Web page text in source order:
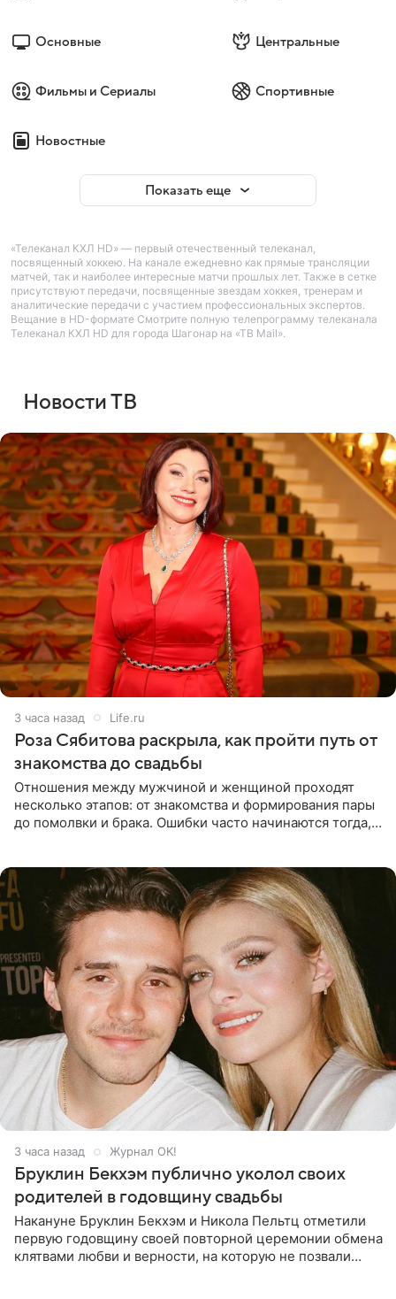
Основные Центральные
Фильмы и Сериалы Спортивные
Новостные
Показать еще
«Телеканал КХЛ HD» — первый отечественный телеканал,
посвященный хоккею. На канале ежедневно как прямые трансляции
матчей, так и наиболее интересные матчи прошлых лет. Также в сетке
присутствуют передачи, посвященные звездам хоккея, тренерам и
аналитические передачи с участием профессиональных экспертов.
Вещание в HD-формате Смотрите полную телепрограмму телеканала
Телеканал КХЛ HD для города Шагонар на «ТВ Mail».
Новости ТВ
3 часа назад Life.ru
Роза Сябитова раскрыла, как пройти путь от
знакомства до свадьбы
Отношения между мужчиной и женщиной проходят
несколько этапов: от знакомства и формирования пары
до помолвки и брака. Ошибки часто начинаются тогда,
3 часа назад Журнал OK!
Бруклин Бекхэм публично уколол своих
родителей в годовщину свадьбы
Накануне Бруклин Бекхэм и Никола Пельтц отметили
первую годовщину своей повторной церемонии обмена
клятвами любви и верности, на которую не позвали